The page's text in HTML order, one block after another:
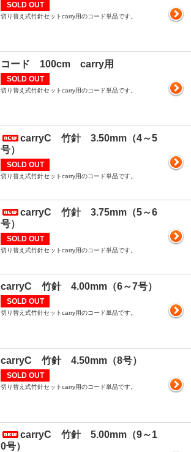
SOLD OUT
切り替え式竹針セットcarry用のコード単品です。
コード 100cm carry用
SOLD OUT
切り替え式竹針セットcarry用のコード単品です。
carryC 竹針 3.50mm（4～5
号）
SOLD OUT
切り替え式竹針セットcarry用のコード単品です。
carryC 竹針 3.75mm（5～6
号）
SOLD OUT
切り替え式竹針セットcarry用のコード単品です。
carryC 竹針 4.00mm（6～7号）
SOLD OUT
切り替え式竹針セットcarry用のコード単品です。
carryC 竹針 4.50mm（8号）
SOLD OUT
切り替え式竹針セットcarry用のコード単品です。
carryC 竹針 5.00mm（9～1
0号）